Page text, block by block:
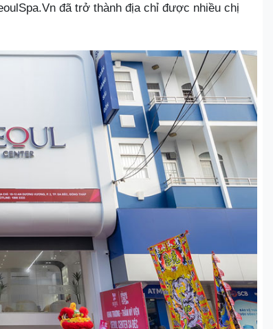
đã trở thành địa chỉ được nhiều chị